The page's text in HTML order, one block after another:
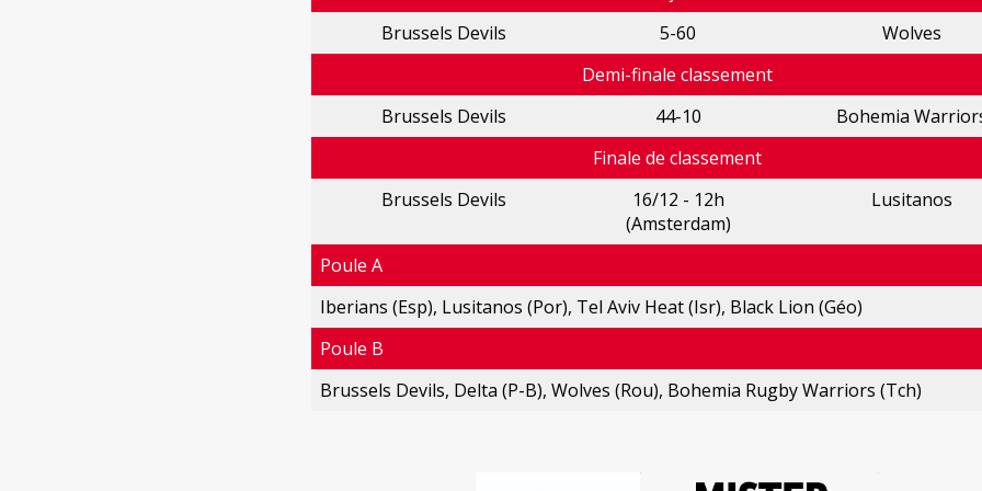
Brussels Devils
5-60
Wolves
Demi-finale classement
Brussels Devils
44-10
Bohemia
Finale de classement
Brussels Devils
16/12 - 12h
(Amsterdam)
Lusitanos
Poule A
Iberians (Esp), Lusitanos (Por), Tel Aviv Heat (Isr), Black Lion (Géo)
Poule B
Brussels Devils, Delta (P-B), Wolves (Rou), Bohemia Rugby Warriors (Tch)